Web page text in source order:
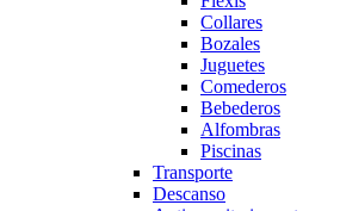
Collares
Bozales
Juguetes
Comederos
Bebederos
Alfombras
Piscinas
Transporte
Descanso